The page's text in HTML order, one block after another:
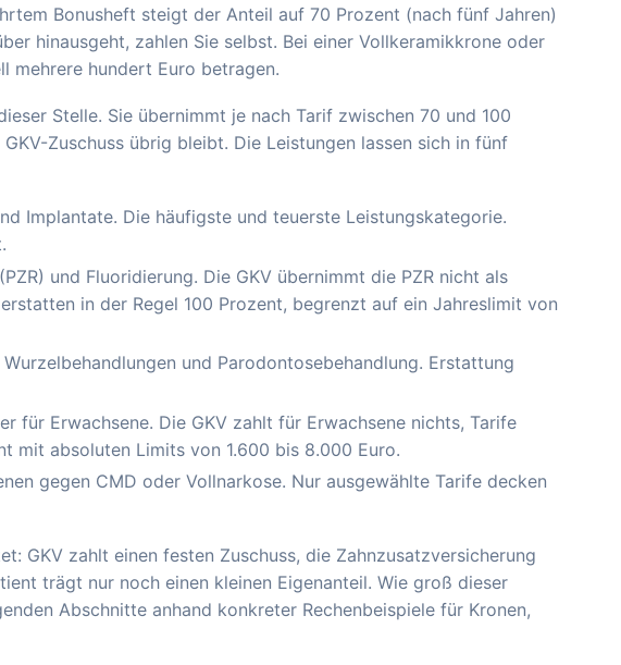
Bonusheft steigt der Anteil auf 70 Prozent (nach fünf Jahren)
hinausgeht, zahlen Sie selbst. Bei einer Vollkeramikkrone oder
mehrere hundert Euro betragen.
Stelle. Sie übernimmt je nach Tarif zwischen 70 und 100
Zuschuss übrig bleibt. Die Leistungen lassen sich in fünf
Implantate. Die häufigste und teuerste Leistungskategorie.
und Fluoridierung. Die GKV übernimmt die PZR nicht als
in der Regel 100 Prozent, begrenzt auf ein Jahreslimit von
und Parodontosebehandlung. Erstattung
für Erwachsene. Die GKV zahlt für Erwachsene nichts, Tarife
mit absoluten Limits von 1.600 bis 8.000 Euro.
gegen CMD oder Vollnarkose. Nur ausgewählte Tarife decken
GKV zahlt einen festen Zuschuss, die Zahnzusatzversicherung
trägt nur noch einen kleinen Eigenanteil. Wie groß dieser
Abschnitte anhand konkreter Rechenbeispiele für Kronen,